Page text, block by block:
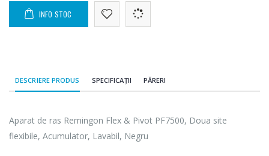
INFO STOC
DESCRIERE PRODUS SPECIFICAȚII PĂRERI
Aparat de ras Remingon Flex & Pivot PF7500, Doua site
flexibile, Acumulator, Lavabil, Negru